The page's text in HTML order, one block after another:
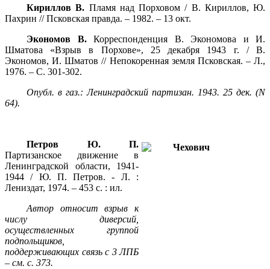
Кириллов В. Пламя над Порховом / В. Кириллов, Ю.
Пахрин // Псковская правда. – 1982. – 13 окт.
Экономов В. Корреспонденция В. Экономова и И.
Шматова «Взрыв в Порхове», 25 декабря 1943 г. / В.
Экономов, И. Шматов // Непокоренная земля Псковская. – Л.,
1976. – С. 301-302.
Опубл. в газ.: Ленинградский партизан. 1943. 25 дек. (N
64).
Петров Ю. П.
Партизанское движение в
Ленинградской области, 1941-
1944 / Ю. П. Петров. - Л. :
Лениздат, 1974. – 453 с. : ил.
Автор относит взрыв к
числу диверсий,
осуществленных группой
подпольщиков,
поддерживающих связь с 3 ЛПБ
– см. с. 373.